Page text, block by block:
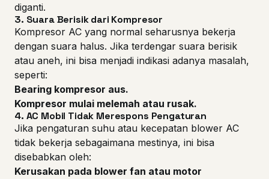
diganti.
3. Suara Berisik dari Kompresor
Kompresor AC yang normal seharusnya bekerja
dengan suara halus. Jika terdengar suara berisik
atau aneh, ini bisa menjadi indikasi adanya masalah,
seperti:
Bearing kompresor aus.
Kompresor mulai melemah atau rusak.
4. AC Mobil Tidak Merespons Pengaturan
Jika pengaturan suhu atau kecepatan blower AC
tidak bekerja sebagaimana mestinya, ini bisa
disebabkan oleh:
Kerusakan pada blower fan atau motor